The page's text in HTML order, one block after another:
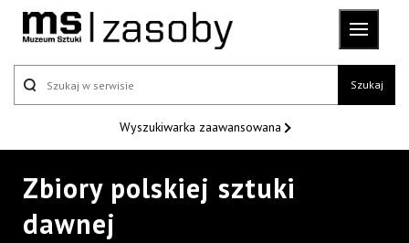
Szukaj
Wyszukiwarka zaawansowana
Zbiory polskiej sztuki
dawnej